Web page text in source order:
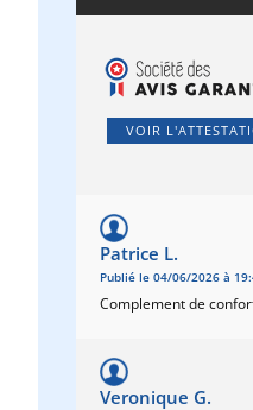
VOIR
Patrice L.
Publié le 04/06/2026 à
Complement de
Veronique G.